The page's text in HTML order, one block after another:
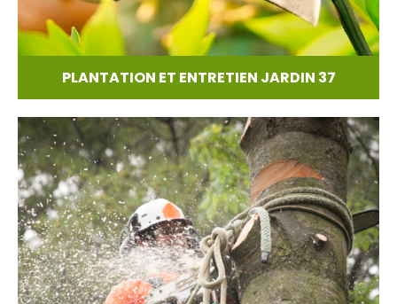
PLANTATION ET ENTRETIEN JARDIN 37